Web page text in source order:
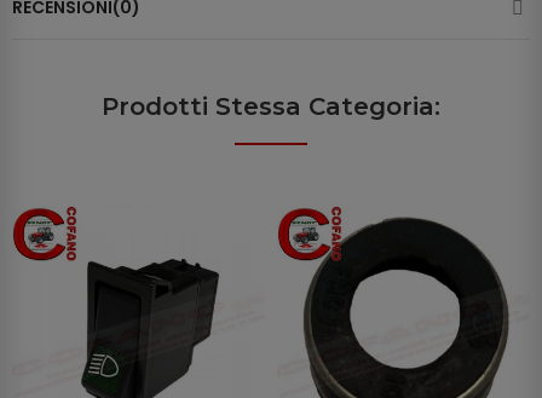
RECENSIONI(0)
Prodotti Stessa Categoria: